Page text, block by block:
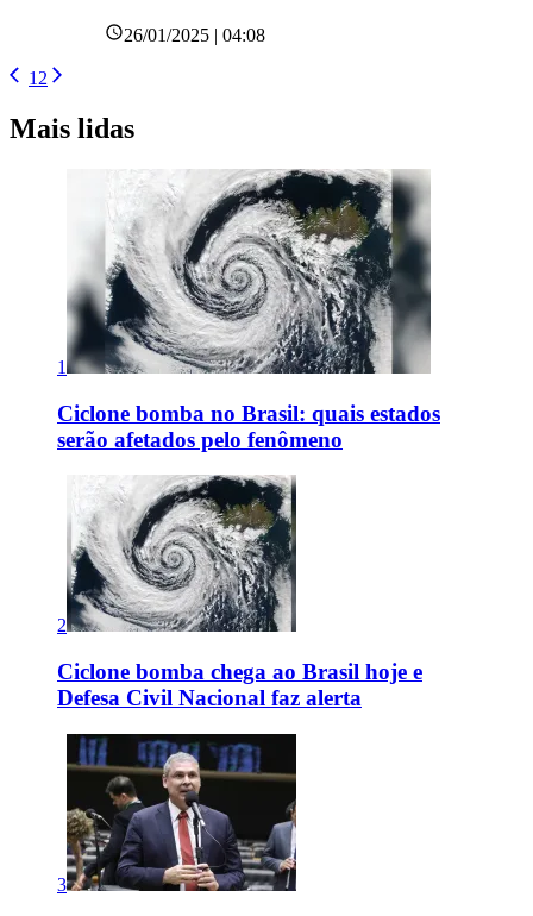
26/01/2025 | 04:08
1 2
Mais lidas
1
Ciclone bomba no Brasil: quais estados
serão afetados pelo fenômeno
2
Ciclone bomba chega ao Brasil hoje e
Defesa Civil Nacional faz alerta
3